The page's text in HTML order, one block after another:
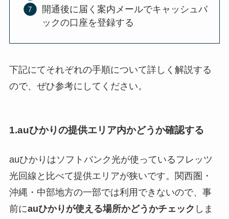
開通後に届く案内メールでキャッシュバ
ックの口座を登録する
下記にてそれぞれの手順について詳しく解説する
ので、ぜひ参考にしてください。
1.auひかりの提供エリア内かどうか確認する
auひかりはソフトバンク光が使っているフレッツ
光回線と比べて提供エリアが狭いです。関西圏・
沖縄・中部地方の一部では利用できないので、事
前にauひかりが使える場所かどうかチェック しま